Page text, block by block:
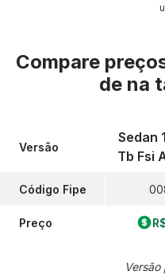
Compare
de na
Versão
Código Fipe
Preço
Sedan
Tb Fsi